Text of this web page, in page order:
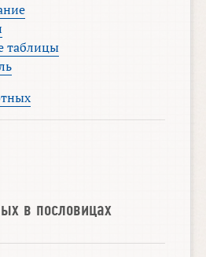
таблицы
в пословицах